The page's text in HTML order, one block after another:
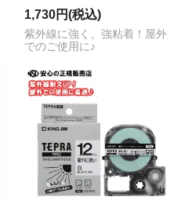
1,730円(税込)
紫外線に強く、強粘着！屋外
でのご使用に♪